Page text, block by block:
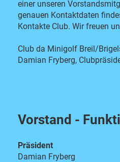
einer unseren
genauen Kontaktdaten
Kontakte Club. Wir freuen
Club da Minigolf Breil/
Damian Fryberg,
Vorstand -
Präsident
Damian Fryberg